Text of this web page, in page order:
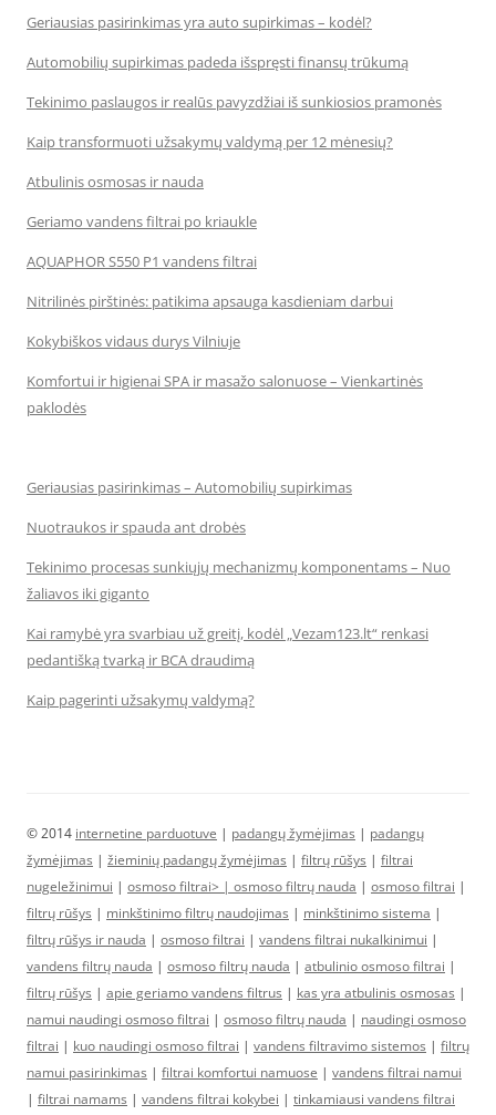
Geriausias pasirinkimas yra auto supirkimas – kodėl?
Automobilių supirkimas padeda išspręsti finansų trūkumą
Tekinimo paslaugos ir realūs pavyzdžiai iš sunkiosios pramonės
Kaip transformuoti užsakymų valdymą per 12 mėnesių?
Atbulinis osmosas ir nauda
Geriamo vandens filtrai po kriaukle
AQUAPHOR S550 P1 vandens filtrai
Nitrilinės pirštinės: patikima apsauga kasdieniam darbui
Kokybiškos vidaus durys Vilniuje
Komfortui ir higienai SPA ir masažo salonuose – Vienkartinės
paklodės
Geriausias pasirinkimas – Automobilių supirkimas
Nuotraukos ir spauda ant drobės
Tekinimo procesas sunkiųjų mechanizmų komponentams – Nuo
žaliavos iki giganto
Kai ramybė yra svarbiau už greitį, kodėl „Vezam123.lt“ renkasi
pedantišką tvarką ir BCA draudimą
Kaip pagerinti užsakymų valdymą?
© 2014 internetine parduotuve | padangų žymėjimas | padangų
žymėjimas | žieminių padangų žymėjimas | filtrų rūšys | filtrai
nugeležinimui | osmoso filtrai> | osmoso filtrų nauda | osmoso filtrai |
filtrų rūšys | minkštinimo filtrų naudojimas | minkštinimo sistema |
filtrų rūšys ir nauda | osmoso filtrai | vandens filtrai nukalkinimui |
vandens filtrų nauda | osmoso filtrų nauda | atbulinio osmoso filtrai |
filtrų rūšys | apie geriamo vandens filtrus | kas yra atbulinis osmosas |
namui naudingi osmoso filtrai | osmoso filtrų nauda | naudingi osmoso
filtrai | kuo naudingi osmoso filtrai | vandens filtravimo sistemos | filtrų
namui pasirinkimas | filtrai komfortui namuose | vandens filtrai namui
| filtrai namams | vandens filtrai kokybei | tinkamiausi vandens filtrai